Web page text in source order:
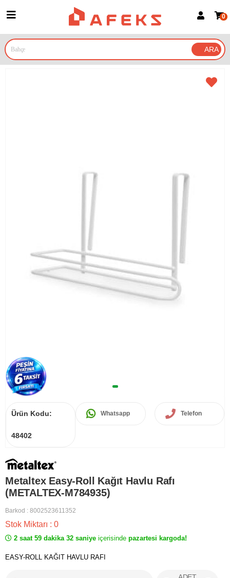
Google İle Bağlan
0
Ürün Kodu:
48402
Whatsapp Telefon
Metaltex Easy-Roll Kağıt Havlu Rafı
(METALTEX-M784935)
Barkod : 8002523611352
Stok Miktarı : 0
2 saat 59 dakika 32 saniye içerisinde pazartesi kargoda!
EASY-ROLL KAĞIT HAVLU RAFI